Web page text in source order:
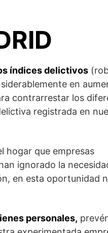
índices delictivos
en
contrarrestar los
registrada en
hogar que empresas
ignorado la
en esta oportunidad
personales,